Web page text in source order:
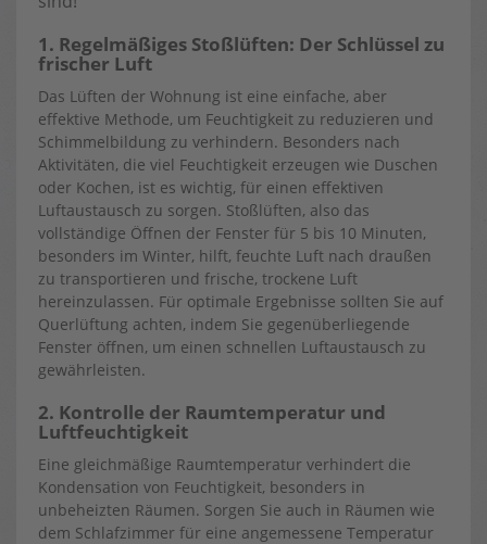
1. Regelmäßiges Stoßlüften: Der Schlüssel zu
frischer Luft
Das Lüften der Wohnung ist eine einfache, aber
effektive Methode, um Feuchtigkeit zu reduzieren und
Schimmelbildung zu verhindern. Besonders nach
Aktivitäten, die viel Feuchtigkeit erzeugen wie Duschen
oder Kochen, ist es wichtig, für einen effektiven
Luftaustausch zu sorgen. Stoßlüften, also das
vollständige Öffnen der Fenster für 5 bis 10 Minuten,
besonders im Winter, hilft, feuchte Luft nach draußen
zu transportieren und frische, trockene Luft
hereinzulassen. Für optimale Ergebnisse sollten Sie auf
Querlüftung achten, indem Sie gegenüberliegende
Fenster öffnen, um einen schnellen Luftaustausch zu
gewährleisten.
2. Kontrolle der Raumtemperatur und
Luftfeuchtigkeit
Eine gleichmäßige Raumtemperatur verhindert die
Kondensation von Feuchtigkeit, besonders in
unbeheizten Räumen. Sorgen Sie auch in Räumen wie
dem Schlafzimmer für eine angemessene Temperatur